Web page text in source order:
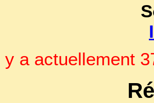
y a actuellement